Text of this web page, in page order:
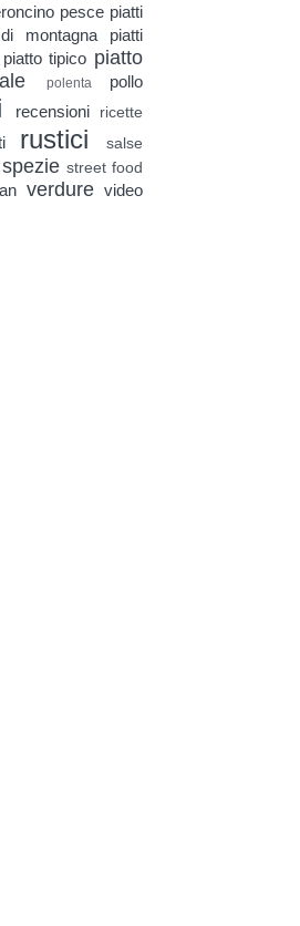
pesce piatti
montagna
piatti
piatto tipico piatto
polenta pollo
recensioni
ricette
rustici salse
spezie street food
verdure video